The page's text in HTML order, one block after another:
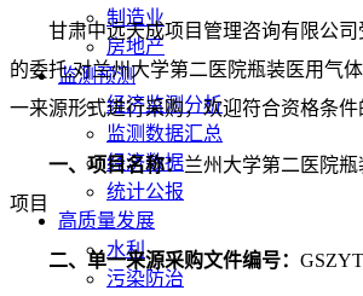
制造业
房地产
监测预测
经济监测分析
监测数据汇总
经济数据
统计公报
高质量发展
水利
污染防治
甘肃中远天成项目管理咨询有限公司
的委托,对兰州大学第二医院瓶装医用气
一来源形式进行采购，欢迎符合资格条件
一、项目名称：兰州大学第二医院
项目
二、 单一来源采购文件编号：